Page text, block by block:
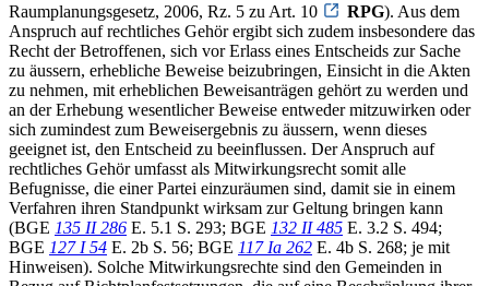
Raumplanungsgesetz, 2006, Rz. 5 zu Art. 10
RPG). Aus dem
Anspruch auf rechtliches Gehör ergibt sich zudem insbesondere das
Recht der Betroffenen, sich vor Erlass eines Entscheids zur Sache
zu äussern, erhebliche Beweise beizubringen, Einsicht in die Akten
zu nehmen, mit erheblichen Beweisanträgen gehört zu werden und
an der Erhebung wesentlicher Beweise entweder mitzuwirken oder
sich zumindest zum Beweisergebnis zu äussern, wenn dieses
geeignet ist, den Entscheid zu beeinflussen. Der Anspruch auf
rechtliches Gehör umfasst als Mitwirkungsrecht somit alle
Befugnisse, die einer Partei einzuräumen sind, damit sie in einem
Verfahren ihren Standpunkt wirksam zur Geltung bringen kann
(BGE 135 II 286 E. 5.1 S. 293; BGE 132 II 485 E. 3.2 S. 494;
BGE 127 I 54 E. 2b S. 56; BGE 117 Ia 262 E. 4b S. 268; je mit
Hinweisen). Solche Mitwirkungsrechte sind den Gemeinden in